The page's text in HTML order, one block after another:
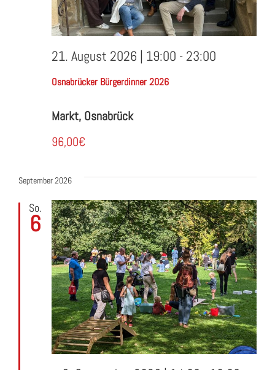
Osnabrücker Bürgerdinner 2026
21. August 2026 | 19:00 - 23:00
Markt, Osnabrück
96,00€
September 2026
So.
6